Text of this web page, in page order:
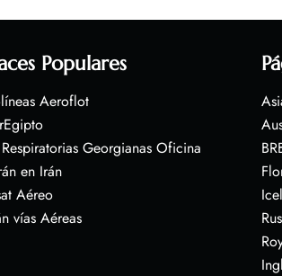
Populares
Aeroflot
Georgianas Oficina
en Irán
Aéreo
vías Aéreas